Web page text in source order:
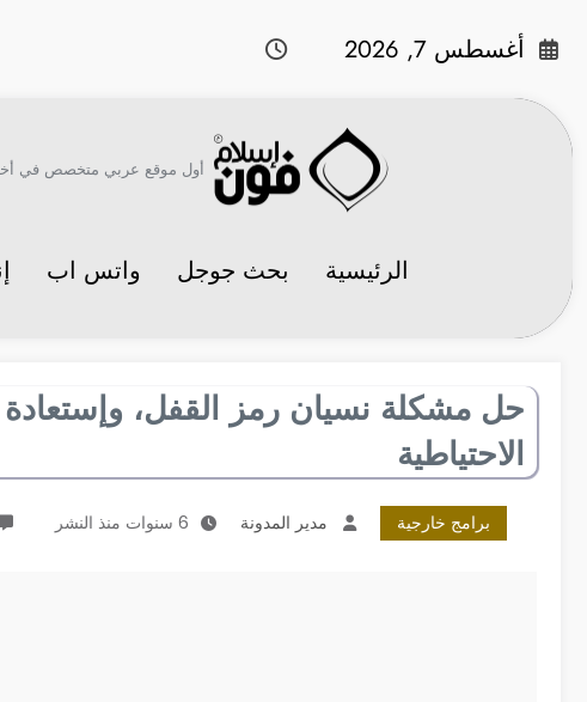
أغسطس 7, 2026
أول موقع عربي متخصص في أخبار
الرئيسية بحث جوجل واتس اب
حل مشكلة نسيان رمز القفل، وإستعادة
الاحتياطية
برامج خارجية مدير المدونة 6 سنوات منذ النشر